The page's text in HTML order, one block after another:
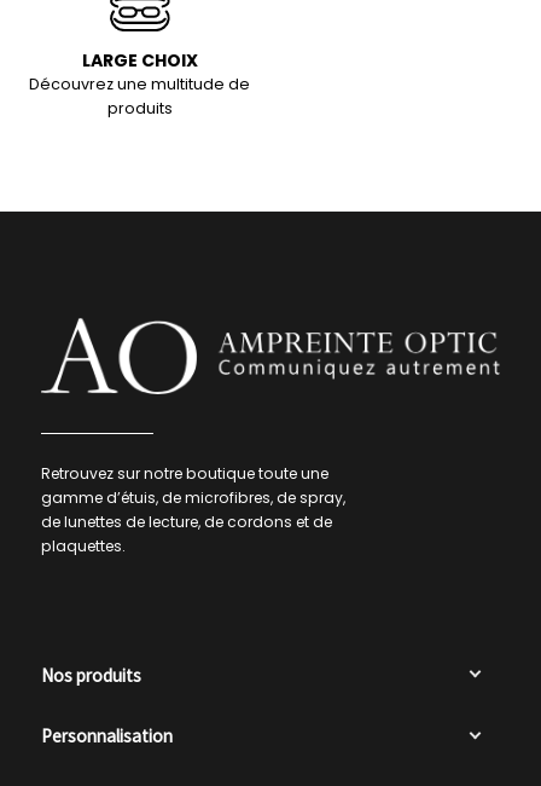
LARGE CHOIX
Découvrez une multitude de
produits
Retrouvez sur notre boutique toute une
gamme d’étuis, de microfibres, de spray,
de lunettes de lecture, de cordons et de
plaquettes.
Nos produits
Personnalisation